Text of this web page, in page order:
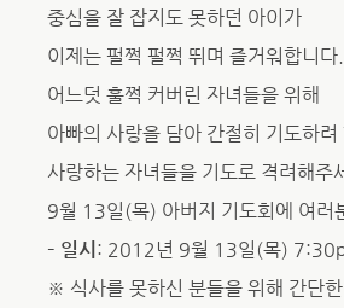
중심을 잘 잡지도 못하던 아이가
이제는 펄쩍 펄쩍 뛰며 즐거워합니다.
어느덧 훌쩍 커버린 자녀들을 위해
아빠의 사랑을 담아 간절히 기도하려
사랑하는 자녀들을 기도로 격려해주
9월 13일(목) 아버지 기도회에 여러
– 일시 : 2012년 9월 13일(목)
※ 식사를 못하신 분들을 위해 간단